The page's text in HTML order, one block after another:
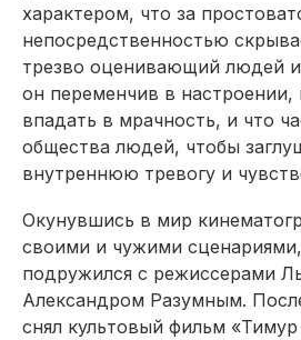
характером, что за
непосредственностью
трезво оценивающий людей и
он переменчив в
впадать в мрачность, и что
общества людей, чтобы
внут­реннюю тревогу и
Окунувшись в мир
своими и чужими
подружился с режиссерами
Александ­ром Разумным.
снял культовый фильм